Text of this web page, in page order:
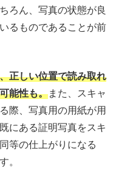
ろん、写真の状態が良
るものであることが前
正しい位置で読み取れ
能性も。また、スキャ
際、写真用の用紙が用
にある証明写真をスキ
等の仕上がりになる
。